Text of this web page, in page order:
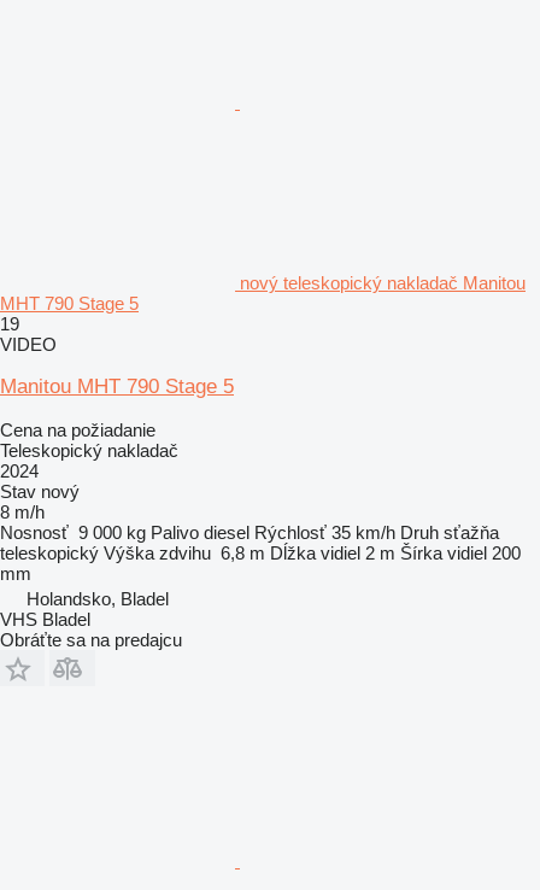
nový teleskopický nakladač Manitou
MHT 790 Stage 5
19
VIDEO
Manitou MHT 790 Stage 5
Cena na požiadanie
Teleskopický nakladač
2024
Stav nový
8 m/h
Nosnosť 9 000 kg Palivo diesel Rýchlosť 35 km/h Druh sťažňa
teleskopický Výška zdvihu 6,8 m Dĺžka vidiel 2 m Šírka vidiel 200
mm
Holandsko, Bladel
VHS Bladel
Obráťte sa na predajcu